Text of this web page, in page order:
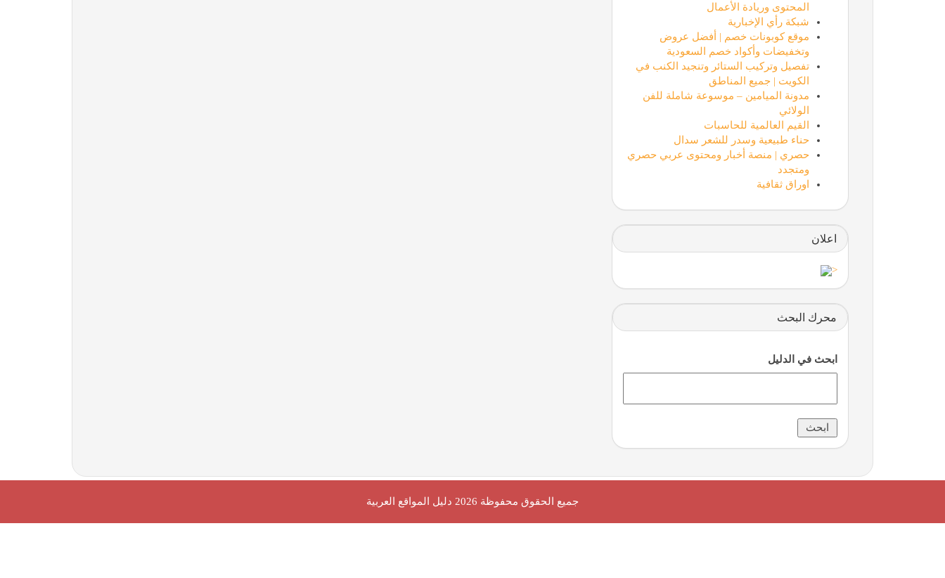
المحتوى وريادة الأعمال
شبكة رأي الإخبارية
موقع كوبونات خصم | أفضل عروض
وتخفيضات وأكواد خصم السعودية
تفصيل وتركيب الستائر وتنجيد الكنب في
الكويت | جميع المناطق
مدونة الميامين – موسوعة شاملة للفن
الولائي
القيم العالمية للحاسبات
حناء طبيعية وسدر للشعر سدال
حصري | منصة أخبار ومحتوى عربي حصري
ومتجدد
اوراق ثقافية
اعلان
<
محرك البحث
ابحث في الدليل
جميع الحقوق محفوظة 2026 دليل المواقع العربية